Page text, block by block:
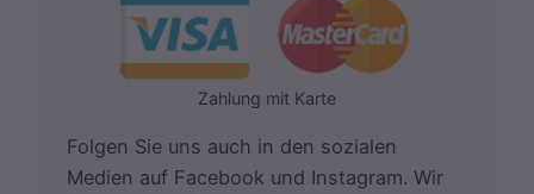
Zahlung mit Karte
Folgen Sie uns auch in den sozialen
Medien auf Facebook und Instagram. Wir